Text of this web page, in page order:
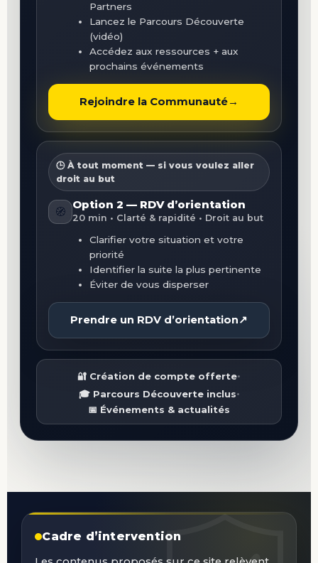
Partners
Lancez le Parcours Découverte
(vidéo)
Accédez aux ressources + aux
prochains événements
Rejoindre la Communauté→
🕒 À tout moment — si vous voulez aller
droit au but
🧭
Option 2 — RDV d’orientation
20 min • Clarté & rapidité • Droit au but
Clarifier votre situation et votre
priorité
Identifier la suite la plus pertinente
Éviter de vous disperser
Prendre un RDV d’orientation↗
🔐 Création de compte offerte•
🎓 Parcours Découverte inclus•
📅 Événements & actualités
Cadre d’intervention